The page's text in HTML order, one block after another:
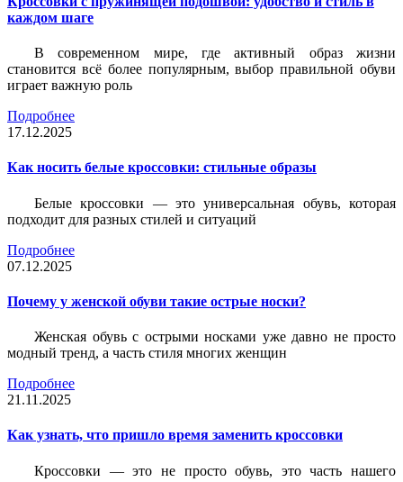
каждом шаге
В современном мире, где активный образ жизни
становится всё более популярным, выбор правильной обуви
играет важную роль
Подробнее
17.12.2025
Как носить белые кроссовки: стильные образы
Белые кроссовки — это универсальная обувь, которая
подходит для разных стилей и ситуаций
Подробнее
07.12.2025
Почему у женской обуви такие острые носки?
Женская обувь с острыми носками уже давно не просто
модный тренд, а часть стиля многих женщин
Подробнее
21.11.2025
Как узнать, что пришло время заменить кроссовки
Кроссовки — это не просто обувь, это часть нашего